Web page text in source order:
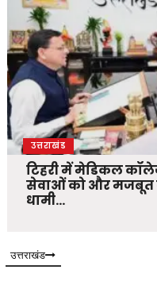
उत्तराखंड
टिहरी में मेडिकल
सेवाओं को और मजबूत
धामी…
उत्तराखंड